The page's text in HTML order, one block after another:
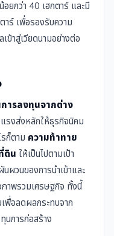
ยกว่า 40 เฮกตาร์ และมี
ร์ เพื่อรองรับความ
ข้าสู่เวียดนามอย่างต่อ
ารลงทุนจากต่าง
รงส่งหลักให้ธุรกิจนิคม
ก็ตาม ความท้าทาย
ดิน ให้เป็นไปตามเป้า
ผวนของการนำเข้าและ
าพรวมเศรษฐกิจ ทั้งนี้
พื่อลดผลกระทบจาก
นการก่อสร้าง